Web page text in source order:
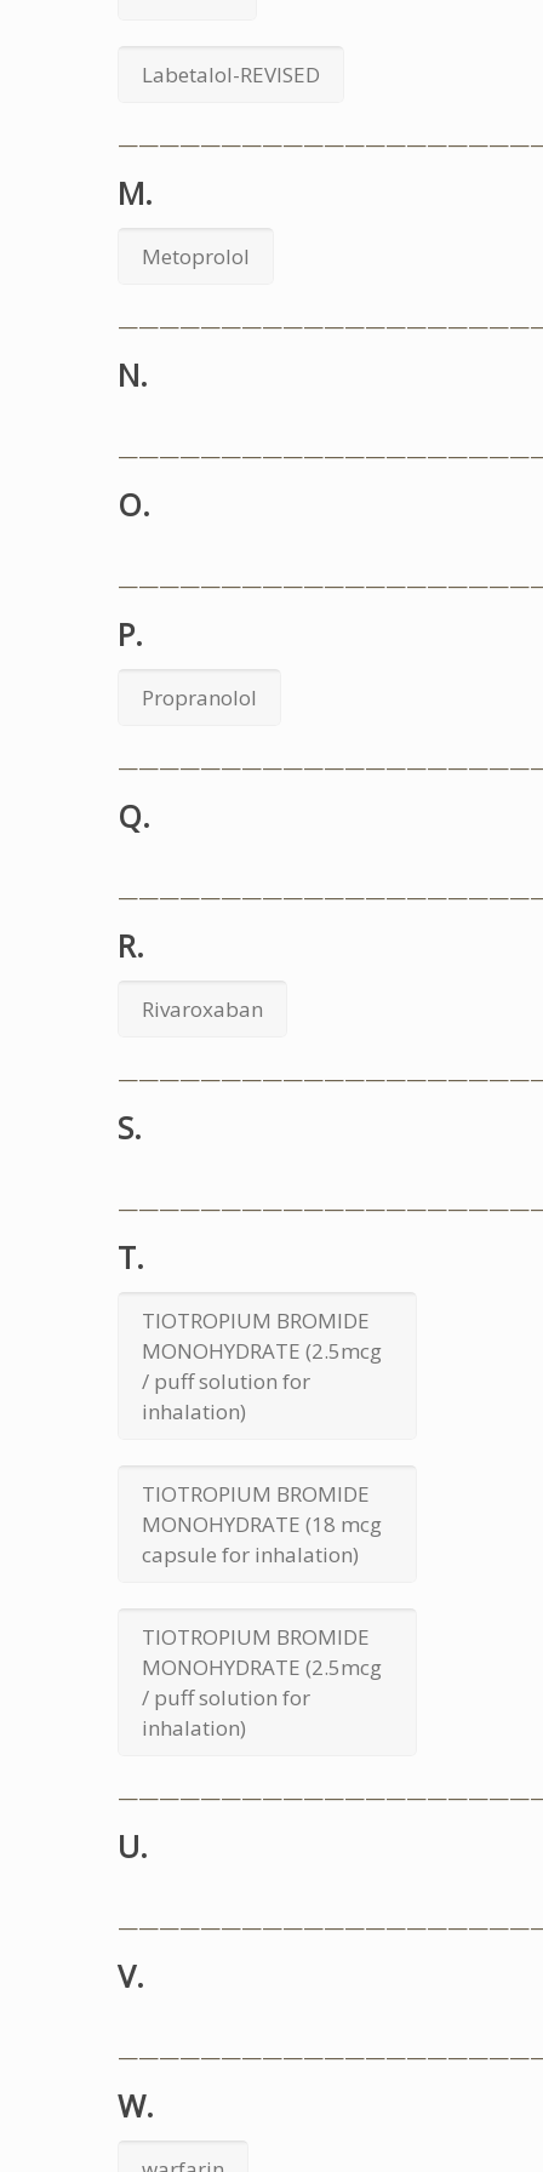
Labetalol-REVISED
M.
Metoprolol
N.
O.
P.
Propranolol
Q.
R.
Rivaroxaban
S.
T.
TIOTROPIUM BROMIDE
MONOHYDRATE (2.5mcg
/ puff solution for
inhalation)
TIOTROPIUM BROMIDE
MONOHYDRATE (18 mcg
capsule for inhalation)
TIOTROPIUM BROMIDE
MONOHYDRATE (2.5mcg
/ puff solution for
inhalation)
U.
V.
W.